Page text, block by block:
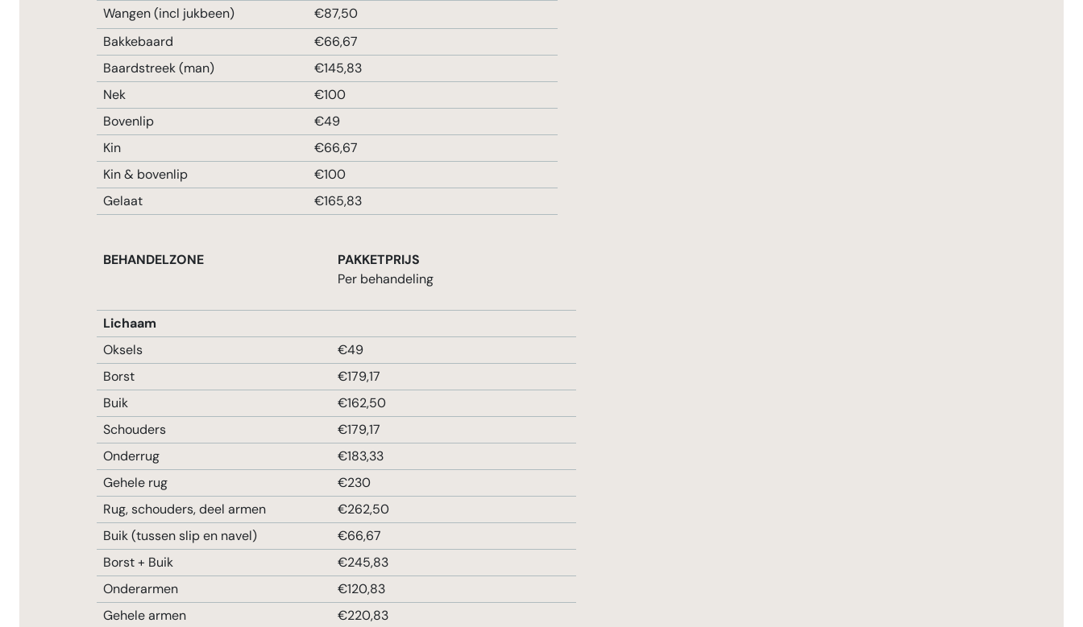
Wangen (incl jukbeen)
€87,50
Bakkebaard
€66,67
Baardstreek (man)
€145,83
Nek
€100
Bovenlip
€49
Kin
€66,67
Kin & bovenlip
€100
Gelaat
€165,83
BEHANDELZONE
PAKKETPRIJS
Per behandeling
Lichaam
Oksels
€49
Borst
€179,17
Buik
€162,50
Schouders
€179,17
Onderrug
€183,33
Gehele rug
€230
Rug, schouders, deel armen
€262,50
Buik (tussen slip en navel)
€66,67
Borst + Buik
€245,83
Onderarmen
€120,83
Gehele armen
€220,83